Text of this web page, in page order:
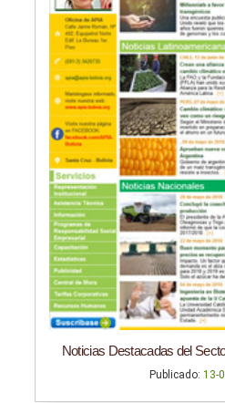
Noticias Destacadas del
Publicado: 13-